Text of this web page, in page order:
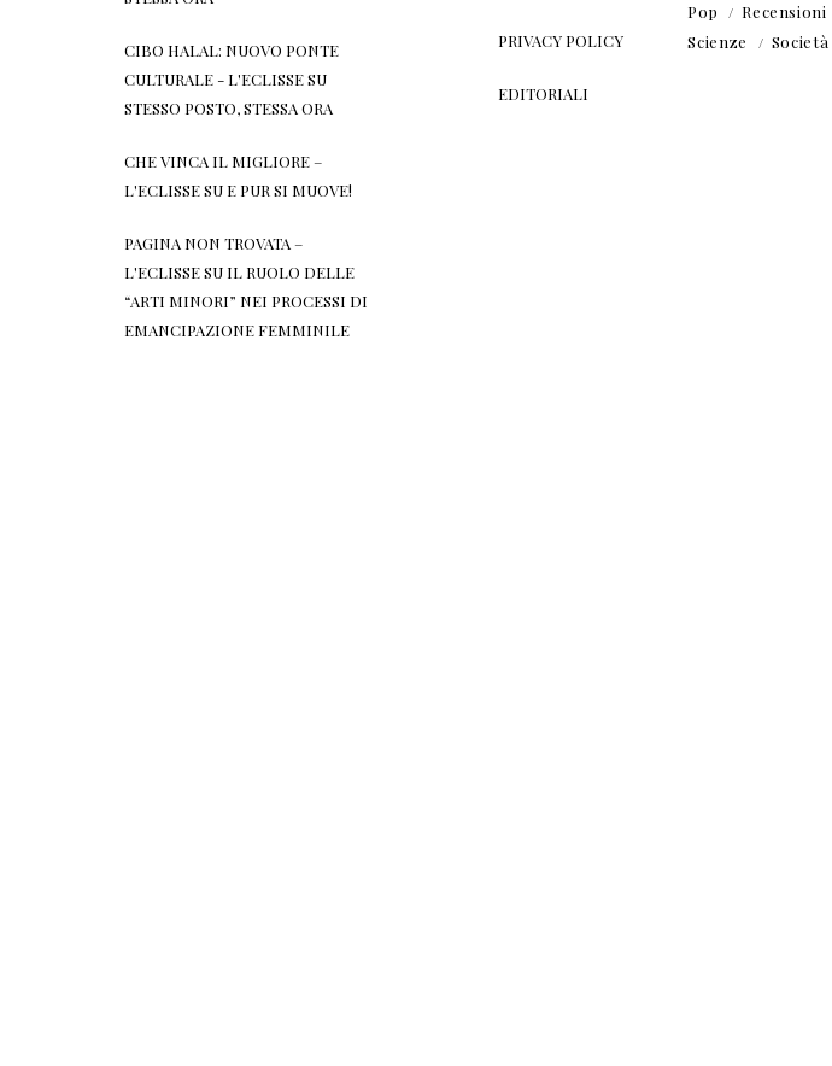
CIBO HALAL: NUOVO PONTE
CULTURALE - L'ECLISSESU
STESSO POSTO, STESSA ORA
CHE VINCA IL MIGLIORE –
L'ECLISSESU E PUR SI MUOVE!
PAGINA NON TROVATA –
L'ECLISSESU IL RUOLO DELLE
“ARTI MINORI” NEI PROCESSI DI
EMANCIPAZIONE FEMMINILE
PRIVACY POLICY
EDITORIALI
Pop
Recensioni
Scienze
Società